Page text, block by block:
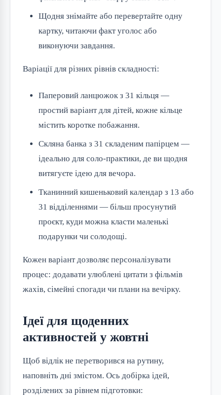
Щодня знімайте або перевертайте одну
картку, читаючи факт уголос або
виконуючи завдання.
Варіації для різних рівнів складності:
Паперовий ланцюжок з 31 кільця —
простий варіант для дітей, кожне кільце
містить коротке побажання.
Скляна банка з 31 складеним папірцем —
ідеально для соло-практики, де ви щодня
витягуєте ідею для вечора.
Тканинний кишеньковий календар з 13 або
31 відділеннями — більш просунутий
проєкт, куди можна класти маленькі
подарунки чи солодощі.
Кожен варіант дозволяє персоналізувати
процес: додавати улюблені цитати з фільмів
жахів, сімейні спогади чи плани на вечірку.
Ідеї для щоденних
активностей у жовтні
Щоб відлік не перетворився на рутину,
наповніть дні змістом. Ось добірка ідей,
розділених за рівнем підготовки: